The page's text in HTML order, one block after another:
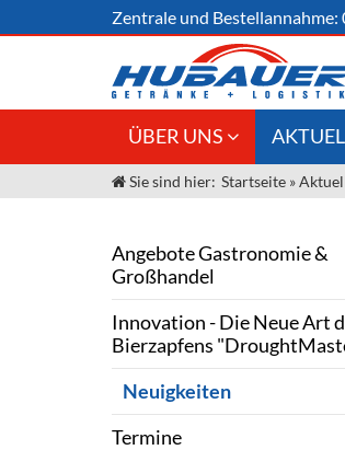
Zentrale und Bestellannahme:
ÜBER UNS
Jobs
Unser Team
Kontakt
Angebote
Termine
Fassbier + Zubehör
Sie sind hier: Startseite »
Angebote Gastronomie &
Großhandel
Innovation - Die Neue Art
Bierzapfens
Neuigkeiten
Termine